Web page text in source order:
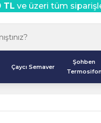
TL ve üzeri tüm
Çaycı Semaver
Şohben
Termosifon